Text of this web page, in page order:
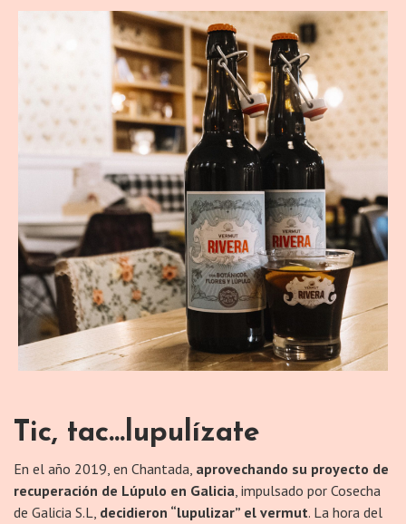
Tic, tac...lupulízate
En el año 2019, en Chantada, aprovechando su proyecto de
recuperación de Lúpulo en Galicia , impulsado por Cosecha
de Galicia S.L, decidieron “lupulizar” el vermut. La hora del